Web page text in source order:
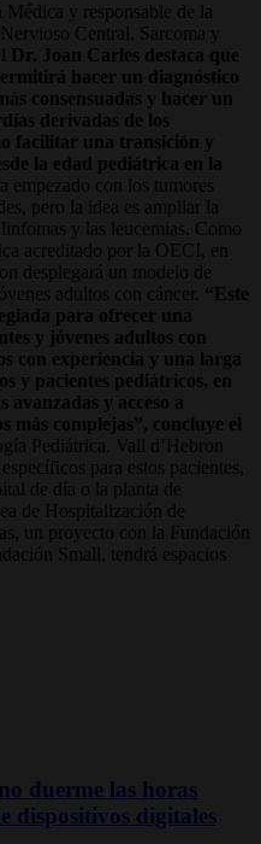
y responsable de la
Central, Sarcoma y
Dr. Joan Carles destaca que
hacer un diagnóstico
consensuadas y hacer un
derivadas de los
facilitar una transición y
la edad pediátrica en la
empezado con los tumores
pero la idea es ampliar la
y las leucemias. Como
acreditado por la OECI, en
desplegará un modelo de
adultos con cáncer. “Este
para ofrecer una
y jóvenes adultos con
con experiencia y una larga
y pacientes pediátricos, en
y acceso a
más complejas”, concluye el
Pediátrica. Vall d’Hebron
para estos pacientes,
de día o la planta de
de Hospitalización de
un proyecto con la Fundación
Small, tendrá espacios
duerme las horas
dispositivos digitales